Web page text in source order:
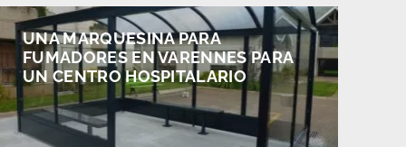
UNA MARQUESINA PARA
FUMADORES EN VARENNES PARA
UN CENTRO HOSPITALARIO